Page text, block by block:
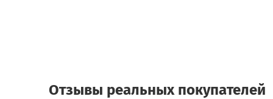
Отзывы реальных покупателей